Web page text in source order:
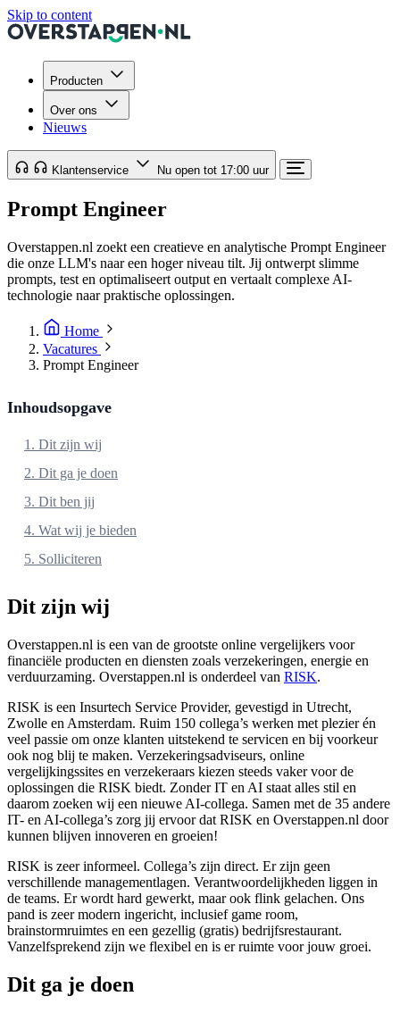
Skip to content
Producten
Over ons
Nieuws
Klantenservice Nu open tot 17:00 uur
Prompt Engineer
Overstappen.nl zoekt een creatieve en analytische Prompt Engineer
die onze LLM's naar een hoger niveau tilt. Jij ontwerpt slimme
prompts, test en optimaliseert output en vertaalt complexe AI-
technologie naar praktische oplossingen.
Home
Vacatures
Prompt Engineer
Inhoudsopgave
1. Dit zijn wij
2. Dit ga je doen
3. Dit ben jij
4. Wat wij je bieden
5. Solliciteren
Dit zijn wij
Overstappen.nl is een van de grootste online vergelijkers voor
financiële producten en diensten zoals verzekeringen, energie en
verduurzaming. Overstappen.nl is onderdeel van RISK.
RISK is een Insurtech Service Provider, gevestigd in Utrecht,
Zwolle en Amsterdam. Ruim 150 collega’s werken met plezier én
veel passie om onze klanten uitstekend te servicen en bij voorkeur
ook nog blij te maken. Verzekeringsadviseurs, online
vergelijkingssites en verzekeraars kiezen steeds vaker voor de
oplossingen die RISK biedt. Zonder IT en AI staat alles stil en
daarom zoeken wij een nieuwe AI-collega. Samen met de 35 andere
IT- en AI-collega’s zorg jij ervoor dat RISK en Overstappen.nl door
kunnen blijven innoveren en groeien!
RISK is zeer informeel. Collega’s zijn direct. Er zijn geen
verschillende managementlagen. Verantwoordelijkheden liggen in
de teams. Er wordt hard gewerkt, maar ook flink gelachen. Ons
pand is zeer modern ingericht, inclusief game room,
brainstormruimtes en een gezellig (gratis) bedrijfsrestaurant.
Vanzelfsprekend zijn we flexibel en is er ruimte voor jouw groei.
Dit ga je doen